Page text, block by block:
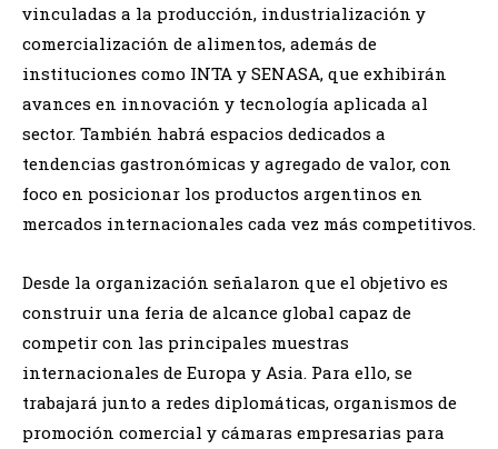
vinculadas a la producción, industrialización y
comercialización de alimentos, además de
instituciones como INTA y SENASA, que exhibirán
avances en innovación y tecnología aplicada al
sector. También habrá espacios dedicados a
tendencias gastronómicas y agregado de valor, con
foco en posicionar los productos argentinos en
mercados internacionales cada vez más competitivos.
Desde la organización señalaron que el objetivo es
construir una feria de alcance global capaz de
competir con las principales muestras
internacionales de Europa y Asia. Para ello, se
trabajará junto a redes diplomáticas, organismos de
promoción comercial y cámaras empresarias para